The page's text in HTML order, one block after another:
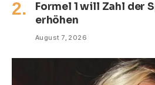
Formel 1 will Zahl der
erhöhen
August 7, 2026